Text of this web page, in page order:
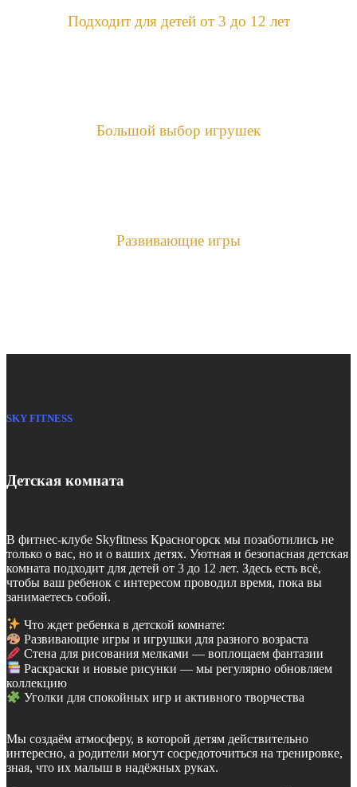
Подходит для детей от 3 до 12 лет
Большой выбор игрушек
Развивающие игры
SKY FITNESS
Детская комната
В фитнес-клубе Skyfitness Красногорск мы позаботились не
только о вас, но и о ваших детях. Уютная и безопасная детская
комната подходит для детей от 3 до 12 лет. Здесь есть всё,
чтобы ваш ребенок с интересом проводил время, пока вы
занимаетесь собой.
Что ждет ребенка в детской комнате:
Развивающие игры и игрушки для разного возраста
Стена для рисования мелками — воплощаем фантазии
Раскраски и новые рисунки — мы регулярно обновляем
коллекцию
Уголки для спокойных игр и активного творчества
Мы создаём атмосферу, в которой детям действительно
интересно, а родители могут сосредоточиться на тренировке,
зная, что их малыш в надёжных руках.